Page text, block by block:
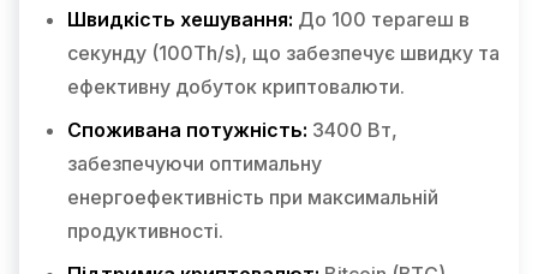
Швидкість хешування: До 100 терагеш в
секунду (100Th/s), що забезпечує швидку та
ефективну добуток криптовалюти.
Споживана потужність: 3400 Вт,
забезпечуючи оптимальну
енергоефективність при максимальній
продуктивності.